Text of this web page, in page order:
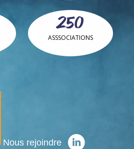
250
ASSSOCIATIONS
Nous rejoindre